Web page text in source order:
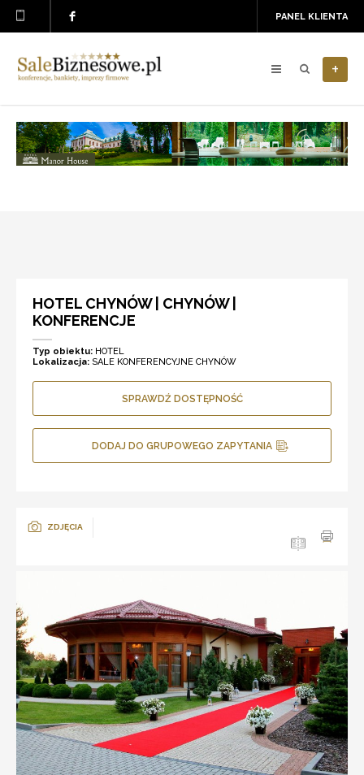
PANEL KLIENTA
+
HOTEL CHYNÓW | CHYNÓW |
KONFERENCJE
Typ obiektu: HOTEL
Lokalizacja: SALE KONFERENCYJNE CHYNÓW
SPRAWDŹ DOSTĘPNOŚĆ
DODAJ DO GRUPOWEGO ZAPYTANIA
ZDJĘCIA